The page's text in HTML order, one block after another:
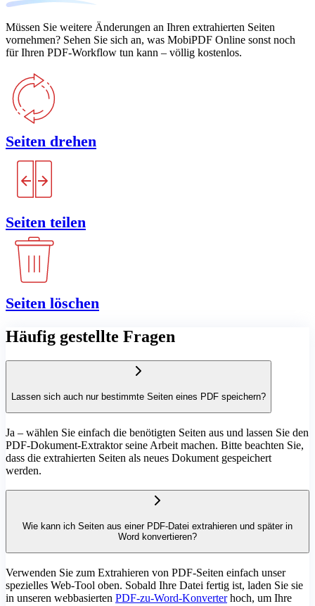
Müssen Sie weitere Änderungen an Ihren extrahierten Seiten
vornehmen? Sehen Sie sich an, was MobiPDF Online sonst noch
für Ihren PDF-Workflow tun kann – völlig kostenlos.
Seiten drehen
Seiten teilen
Seiten löschen
Häufig gestellte Fragen
Lassen sich auch nur bestimmte Seiten eines PDF speichern?
Ja – wählen Sie einfach die benötigten Seiten aus und lassen Sie den
PDF-Dokument-Extraktor seine Arbeit machen. Bitte beachten Sie,
dass die extrahierten Seiten als neues Dokument gespeichert
werden.
Wie kann ich Seiten aus einer PDF-Datei extrahieren und später in
Word konvertieren?
Verwenden Sie zum Extrahieren von PDF-Seiten einfach unser
spezielles Web-Tool oben. Sobald Ihre Datei fertig ist, laden Sie sie
in unseren webbasierten PDF-zu-Word-Konverterhoch, um Ihre